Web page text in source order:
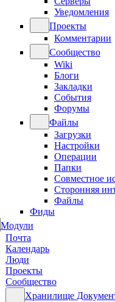
Уведомления
Проекты
Комментарии
Сообщество
Wiki
Блоги
Закладки
События
Форумы
Файлы
Загрузки
Настройки
Операции
Папки
Совместное
Сторонняя
Файлы
Фиды
Модули
Почта
Календарь
Люди
Проекты
Сообщество
Хранилище